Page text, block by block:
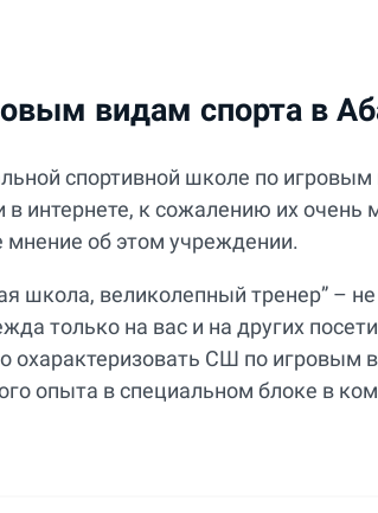
видам спорта в
спортивной школе по игровым
в интернете, к сожалению их очень
мнение об этом учреждении.
школа, великолепный тренер” –
только на вас и на других
охарактеризовать СШ по игровым
опыта в специальном блоке в